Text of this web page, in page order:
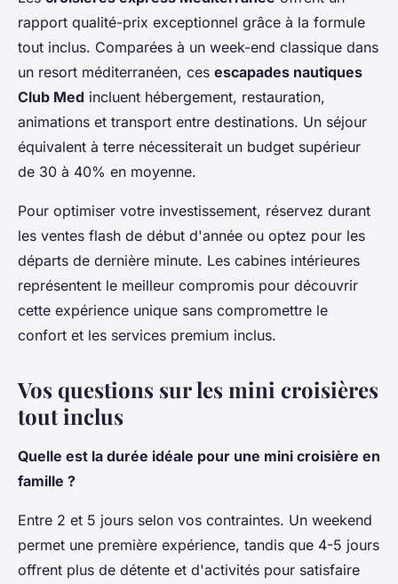
rapport qualité-prix exceptionnel grâce à la formule
tout inclus. Comparées à un week-end classique dans
un resort méditerranéen, ces escapades nautiques
Club Med incluent hébergement, restauration,
animations et transport entre destinations. Un séjour
équivalent à terre nécessiterait un budget supérieur
de 30 à 40% en moyenne.
Pour optimiser votre investissement, réservez durant
les ventes flash de début d'année ou optez pour les
départs de dernière minute. Les cabines intérieures
représentent le meilleur compromis pour découvrir
cette expérience unique sans compromettre le
confort et les services premium inclus.
Vos questions sur les mini croisières
tout inclus
Quelle est la durée idéale pour une mini croisière en
famille ?
Entre 2 et 5 jours selon vos contraintes. Un weekend
permet une première expérience, tandis que 4-5 jours
offrent plus de détente et d'activités pour satisfaire